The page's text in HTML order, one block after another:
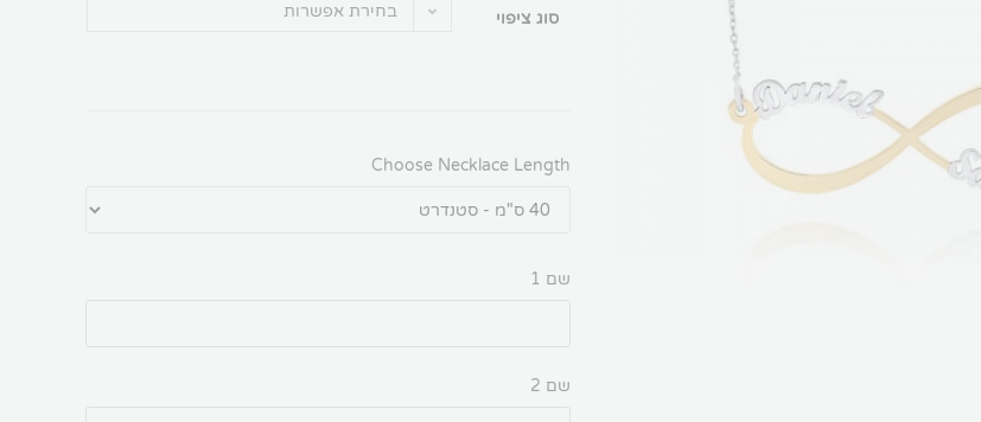
סוג ציפוי בחירת אפשרות
Choose Necklace Length
שם 1
שם 2